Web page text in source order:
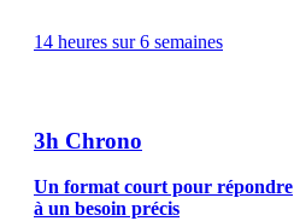
14 heures sur 6 semaines
3h Chrono
Un format court pour répondre
à un besoin précis